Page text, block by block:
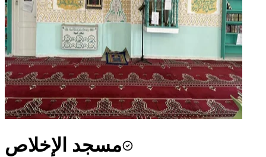
مسجد الإخلاص